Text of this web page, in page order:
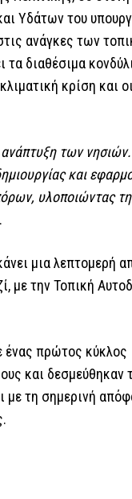
Υδάτων του
ανάγκες των
διαθέσιμα
κρίση και οι
των νησιών.
και
υλοποιώντας
μια λεπτομερή
με την Τοπική
ένας πρώτος κύκλος
και δεσμεύθηκαν
με τη σημερινή